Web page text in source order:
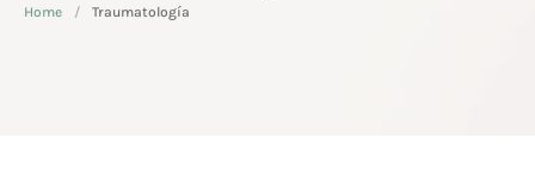
Home / Traumatología